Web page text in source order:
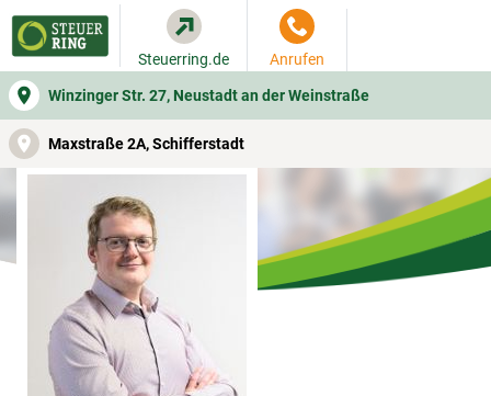
Winzinger Str. 27, Neustadt an der Weinstraße
Maxstraße 2A, Schifferstadt
Steuerring.de Anrufen
WER SIE BERÄT BEITRAGSRECHNER LEISTUNGEN